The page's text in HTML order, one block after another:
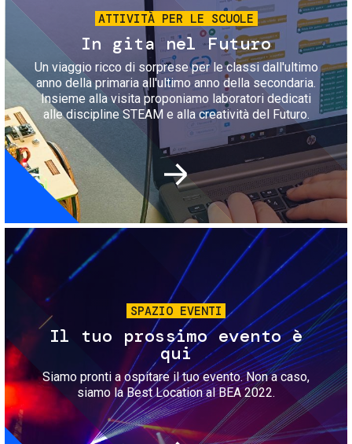
ATTIVITÀ PER LE SCUOLE
In gita nel Futuro
Un viaggio ricco di sorprese per le classi dall'ultimo
anno della primaria all'ultimo anno della secondaria.
Insieme alla visita proponiamo laboratori dedicati
alle discipline STEAM e alla creatività del Futuro.
Immagine
SPAZIO EVENTI
Il tuo prossimo evento è
qui
Siamo pronti a ospitare il tuo evento. Non a caso,
siamo la Best Location al BEA 2022.